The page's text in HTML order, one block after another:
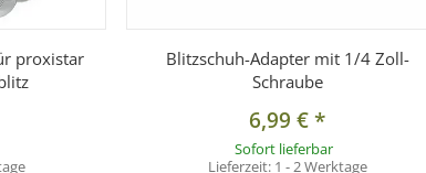
proxistar
Blitzschuh-Adapter mit 1/4 Zoll-
Schraube
6,99 €*
Sofort lieferbar
Lieferzeit: 1 - 2 Werktage